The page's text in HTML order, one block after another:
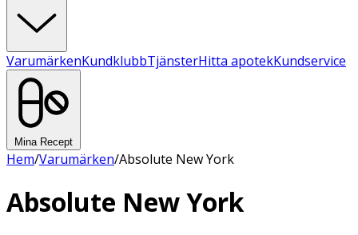
VarumärkenKundklubbTjänsterHitta apotekKundservice
Mina Recept
Hem/Varumärken/Absolute New York
Absolute New York